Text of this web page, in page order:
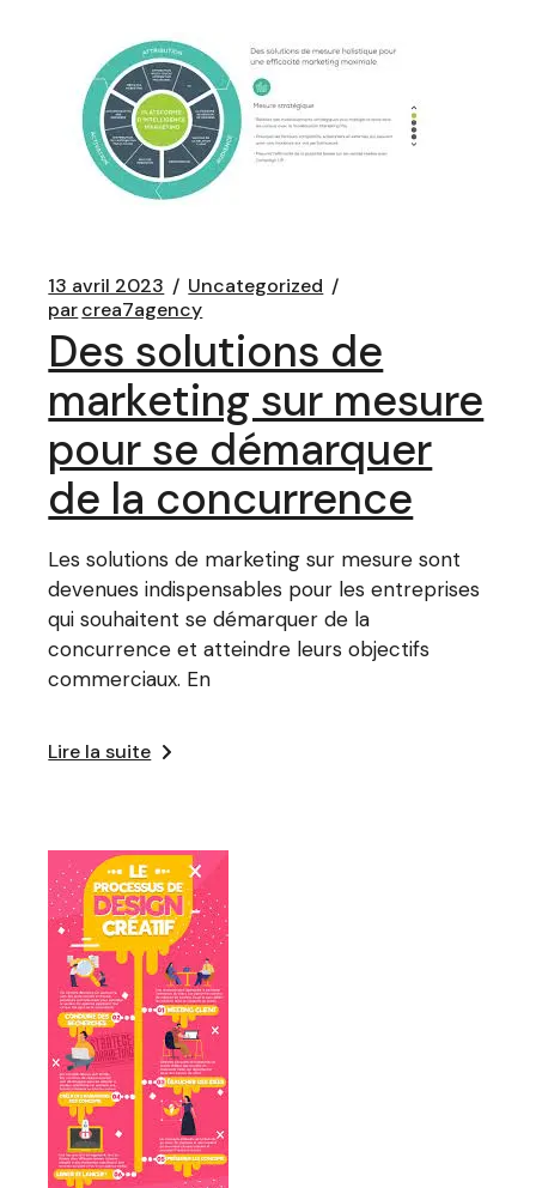
13 avril 2023
Uncategorized
parcrea7agency
Des solutions de
marketing sur mesure
pour se démarquer
de la concurrence
Les solutions de marketing sur mesure sont
devenues indispensables pour les entreprises
qui souhaitent se démarquer de la
concurrence et atteindre leurs objectifs
commerciaux. En
Lire la suite